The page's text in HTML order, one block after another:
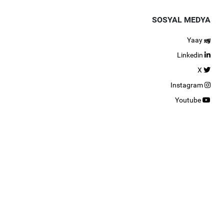
SOSYAL MEDYA
Yaay
Linkedin
X
Instagram
Youtube